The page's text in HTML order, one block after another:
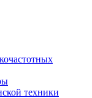
техники